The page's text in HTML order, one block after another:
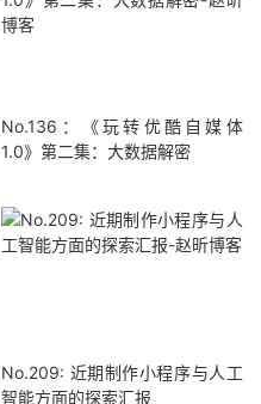
No.136：《玩转优酷自媒体
1.0》第二集：大数据解密
No.209: 近期制作小程序与人工
智能方面的探索汇报